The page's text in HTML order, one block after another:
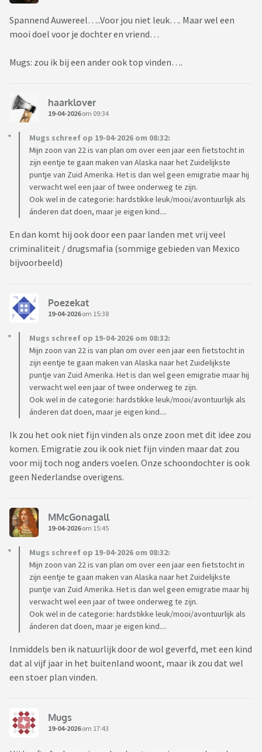
Spannend Auwereel…..Voor jou niet leuk…. Maar wel een
mooi doel voor je dochter en vriend…
Mugs: zou ik bij een ander ook top vinden….
haarklover
19-04-2026om 09:34
Mugs schreef op 19-04-2026 om 08:32:
Mijn zoon van 22 is van plan om over een jaar een fietstocht in
zijn eentje te gaan maken van Alaska naar het Zuidelijkste
puntje van Zuid Amerika. Het is dan wel geen emigratie maar hij
verwacht wel een jaar of twee onderweg te zijn.
Ook wel in de categorie: hardstikke leuk/mooi/avontuurlijk als
ánderen dat doen, maar je eigen kind....
En dan komt hij ook door een paar landen met vrij veel
criminaliteit / drugsmafia (sommige gebieden van Mexico
bijvoorbeeld)
Poezekat
19-04-2026om 15:38
Mugs schreef op 19-04-2026 om 08:32:
Mijn zoon van 22 is van plan om over een jaar een fietstocht in
zijn eentje te gaan maken van Alaska naar het Zuidelijkste
puntje van Zuid Amerika. Het is dan wel geen emigratie maar hij
verwacht wel een jaar of twee onderweg te zijn.
Ook wel in de categorie: hardstikke leuk/mooi/avontuurlijk als
ánderen dat doen, maar je eigen kind....
Ik zou het ook niet fijn vinden als onze zoon met dit idee zou
komen. Emigratie zou ik ook niet fijn vinden maar dat zou
voor mij toch nog anders voelen. Onze schoondochter is ook
geen Nederlandse overigens.
MMcGonagall
19-04-2026om 15:45
Mugs schreef op 19-04-2026 om 08:32:
Mijn zoon van 22 is van plan om over een jaar een fietstocht in
zijn eentje te gaan maken van Alaska naar het Zuidelijkste
puntje van Zuid Amerika. Het is dan wel geen emigratie maar hij
verwacht wel een jaar of twee onderweg te zijn.
Ook wel in de categorie: hardstikke leuk/mooi/avontuurlijk als
ánderen dat doen, maar je eigen kind....
Inmiddels ben ik natuurlijk door de wol geverfd, met een kind
dat al vijf jaar in het buitenland woont, maar ik zou dat wel
een stoer plan vinden.
Mugs
19-04-2026om 17:43